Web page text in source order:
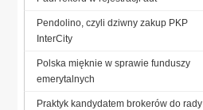
Pendolino, czyli dziwny zakup PKP
InterCity
Polska mięknie w sprawie funduszy
emerytalnych
Praktyk kandydatem brokerów do rady